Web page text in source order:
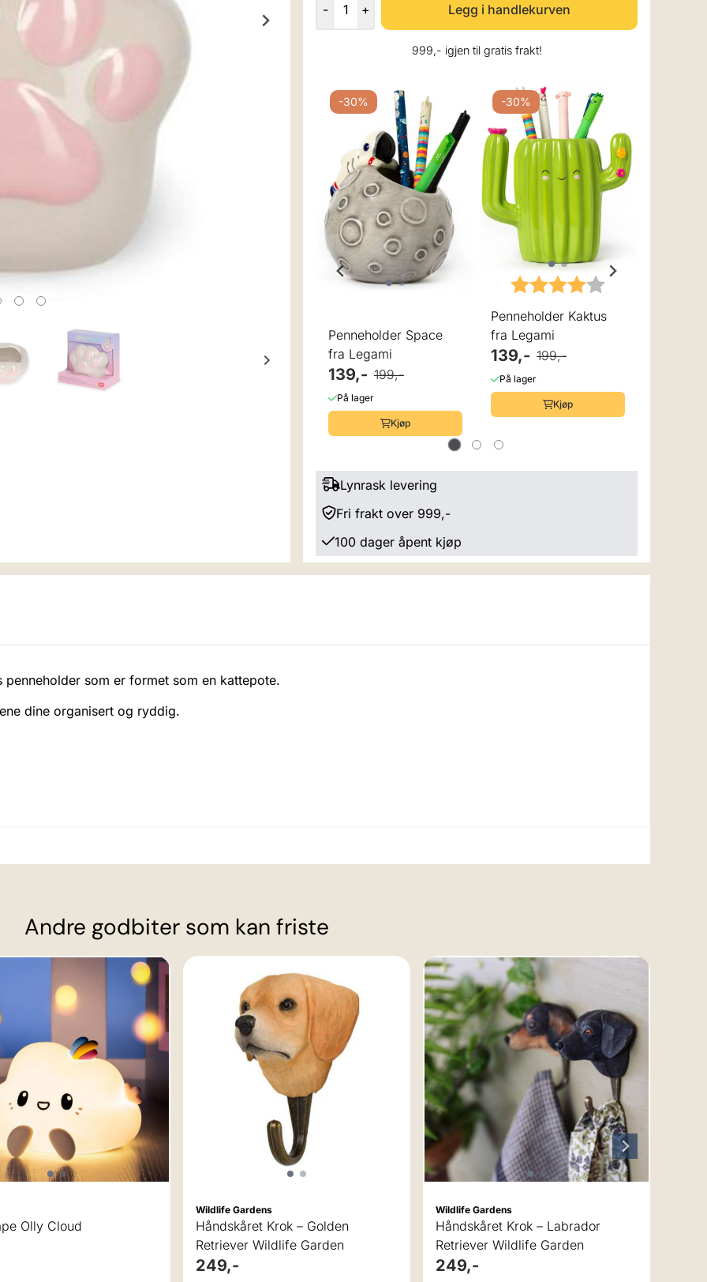
- +
999,- igjen til gratis frakt!
-30%
Legami
199,-
På lager
Kjøp
-30% -30%
Penneholder Space
fra Legami
139,- 199,-
På lager
Kjøp
-30%
Karakter:
Penneholder Kaktus
fra Legami
139,- 199,-
På lager
Kjøp
Lynrask levering
Fri frakt over 999,-
100 dager åpent kjøp
som er formet som en kattepote.
dine organisert og ryddig.
Andre godbiter som kan friste
Olly Cloud
Wildlife Gardens
Håndskåret Krok – Golden
Retriever Wildlife Garden
249,-
Wildlife Gardens
Håndskåret Krok – Labrador
Retriever Wildlife Garden
249,-